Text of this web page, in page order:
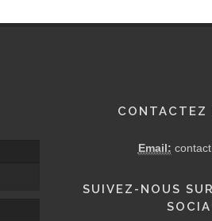
CONTACTEZ
Email:
SUIVEZ-NOUS